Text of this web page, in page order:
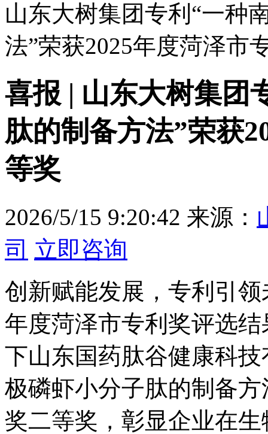
山东大树集团专利“一种
法”荣获2025年度菏泽市
喜报 | 山东大树集团
肽的制备方法”荣获
等奖
2026/5/15 9:20:42 来源：
司 立即咨询
创新赋能发展，专利引领
年度菏泽市专利奖评选
下山东国药肽谷健康科
极磷虾小分子肽的制备
奖二等奖，彰显企业在